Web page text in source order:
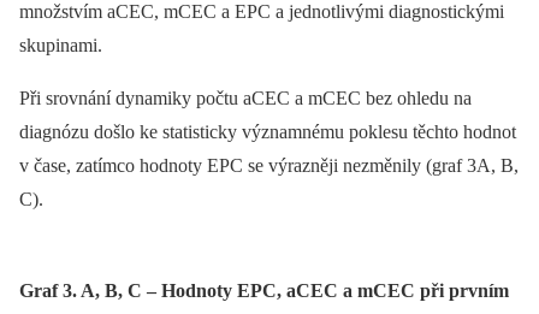
množstvím aCEC, mCEC a EPC a jednotlivými diagnostickými
skupinami.
Při srovnání dynamiky počtu aCEC a mCEC bez ohledu na
diagnózu došlo ke statisticky významnému poklesu těchto hodnot
v čase, zatímco hodnoty EPC se výrazněji nezměnily (graf 3A, B,
C).
Graf 3. A, B, C – Hodnoty EPC, aCEC a mCEC při prvním